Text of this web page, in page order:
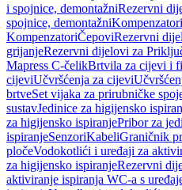
i spojnice, demontažniRezervni
spojnice, demontažniKompenzatori
KompenzatoriČepoviRezervni
grijanjeRezervni dijelovi za
Mapress C-čelikBrtvila za cijevi i
cijeviUčvršćenja za cijevi
brtveSet vijaka za prirubničke
sustavJedinice za higijensko
za higijensko ispiranjePribor za
ispiranjeSenzoriKabeliGraničnik
pločeVodokotlići i uređaji za
za higijensko ispiranjeRezervni
aktiviranje ispiranja WC-a s